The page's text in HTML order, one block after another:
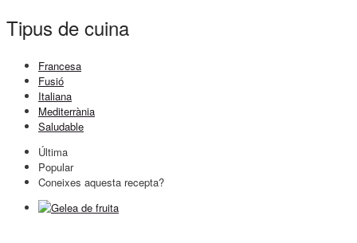
Tipus de cuina
Francesa
Fusió
Italiana
Mediterrània
Saludable
Última
Popular
Coneixes aquesta recepta?